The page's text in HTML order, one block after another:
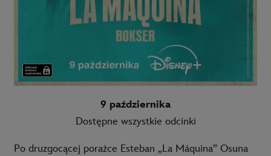
9 października
Dostępne wszystkie odcinki
Po druzgocącej porażce Esteban „La Máquina” Osuna